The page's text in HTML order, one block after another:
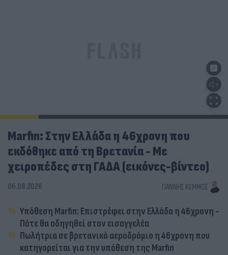
Marfin: Στην Ελλάδα η 46χρονη που
εκδόθηκε από τη Βρετανία - Με
χειροπέδες στη ΓΑΔΑ (εικόνες-βίντεο)
06.08.2026 ΓΙΆΝΝΗΣ ΚΈΜΜΟΣ
Υπόθεση Marfin: Επιστρέφει στην Ελλάδα η 46χρονη -
Πότε θα οδηγηθεί στον εισαγγελέα
Πωλήτρια σε βρετανικό αεροδρόμιο η 46χρονη που
κατηγορείται για την υπόθεση της Marfin